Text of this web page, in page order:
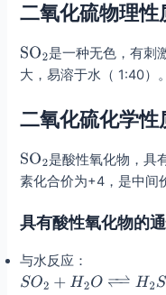
二氧化硫物理性
是一种无色，有刺
大，易溶于水（ 1:40）。
二氧化硫化学性
是酸性氧化物，具
素化合价为+4，是中间
具有酸性氧化物的
与水反应：